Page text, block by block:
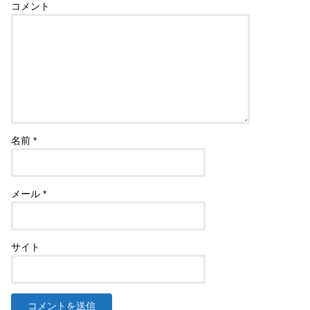
コメント
名前*
メール*
サイト